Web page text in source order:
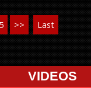
5 >> Last
VIDEOS